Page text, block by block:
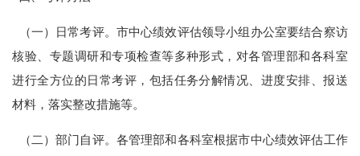
（一）日常考评。市中心绩效评估领导小组办公室要结合察访
核验、专题调研和专项检查等多种形式，对各管理部和各科室
进行全方位的日常考评，包括任务分解情况、进度安排、报送
材料，落实整改措施等。
（二）部门自评。各管理部和各科室根据市中心绩效评估工作